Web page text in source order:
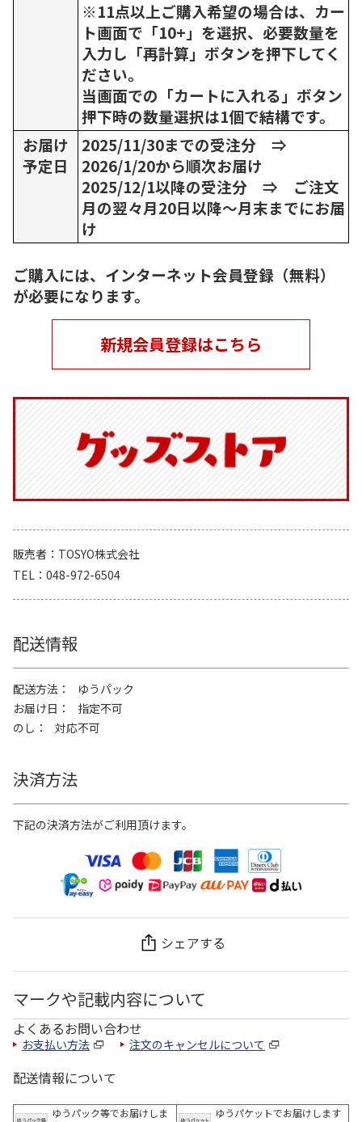
※11点以上ご購入希望の場合は、カー
ト画面で「10+」を選択、必要数量を
入力し「再計算」ボタンを押下してく
ださい。
当画面での「カートに入れる」ボタン
押下時の数量選択は1個で結構です。
お届け
予定日
2025/11/30までの受注分 ⇒
2026/1/20から順次お届け
2025/12/1以降の受注分 ⇒ ご注文
月の翌々月20日以降～月末までにお届
け
ご購入には、インターネット会員登録（無料）
が必要になります。
新規会員登録はこちら
販売者
TOSYO株式会社
TEL
048-972-6504
配送情報
配送方法
ゆうパック
お届け日
指定不可
のし
対応不可
決済方法
下記の決済方法がご利用頂けます。
シェアする
マークや記載内容について
よくあるお問い合わせ
お支払い方法 注文のキャンセルについて
配送情報について
ゆうパック等でお届けしま
ゆうパケットでお届けします